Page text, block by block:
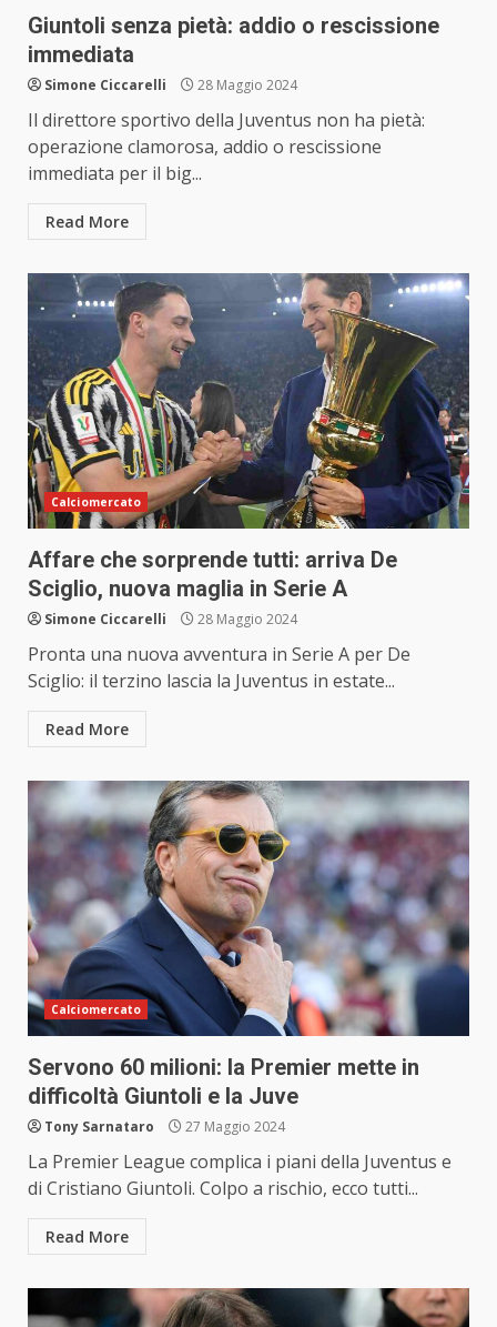
Giuntoli senza pietà: addio o rescissione
immediata
Simone Ciccarelli 28 Maggio 2024
Il direttore sportivo della Juventus non ha pietà:
operazione clamorosa, addio o rescissione
immediata per il big...
Read More
Calciomercato
Affare che sorprende tutti: arriva De
Sciglio, nuova maglia in Serie A
Simone Ciccarelli 28 Maggio 2024
Pronta una nuova avventura in Serie A per De
Sciglio: il terzino lascia la Juventus in estate...
Read More
Calciomercato
Servono 60 milioni: la Premier mette in
difficoltà Giuntoli e la Juve
Tony Sarnataro 27 Maggio 2024
La Premier League complica i piani della Juventus e
di Cristiano Giuntoli. Colpo a rischio, ecco tutti...
Read More